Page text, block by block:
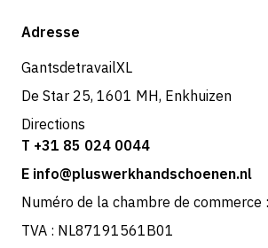
Retours et service
Boutique
Adresse
GantsdetravailXL
De Star 25, 1601 MH, Enkhuizen
Directions
T +31 85 024 0044
E info@pluswerkhandschoenen.nl
Numéro de la chambre de
TVA : NL87191561B01